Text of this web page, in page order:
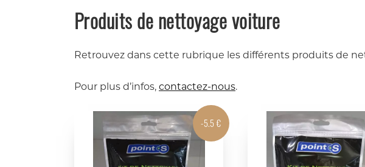
Produits de nettoyage voiture
Retrouvez dans cette rubrique les différents produits de
Pour plus d’infos, contactez-nous.
-5.5 €